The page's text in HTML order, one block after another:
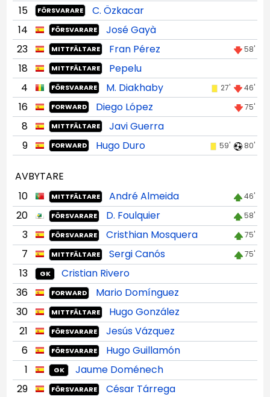
15 FÖRSVARARE
C. Özkacar
14
FÖRSVARARE
José Gayà
23
MITTFÄLTARE Fran Pérez 58'
18 MITTFÄLTARE
Pepelu
4
FÖRSVARARE M. Diakhaby 27' 46'
16 FORWARD Diego López 75'
8 MITTFÄLTARE
Javi Guerra
9
FORWARD Hugo Duro 59' 80'
AVBYTARE
10
MITTFÄLTARE André Almeida 46'
20 FÖRSVARARE D. Foulquier 58'
3 FÖRSVARARE Cristhian Mosquera 75'
7 MITTFÄLTARE Sergi Canós 75'
13 GK
Cristian Rivero
36
FORWARD
Mario Domínguez
30
MITTFÄLTARE
Hugo González
21
FÖRSVARARE
Jesús Vázquez
6
FÖRSVARARE
Hugo Guillamón
1
GK
Jaume Doménech
29
FÖRSVARARE
César Tárrega